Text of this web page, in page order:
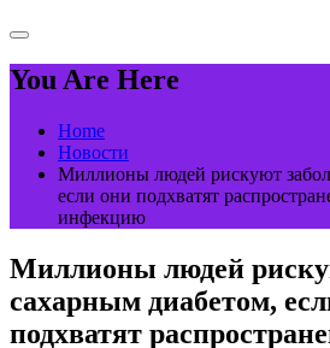
You Are Here
Home
Новости
Миллионы людей рискуют
если они подхватят
инфекцию
Миллионы людей
сахарным диабетом,
подхватят